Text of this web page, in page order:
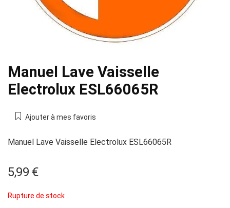
Manuel Lave Vaisselle
Electrolux ESL66065R
Ajouter à mes favoris
Manuel Lave Vaisselle Electrolux ESL66065R
5,99 €
Rupture de stock